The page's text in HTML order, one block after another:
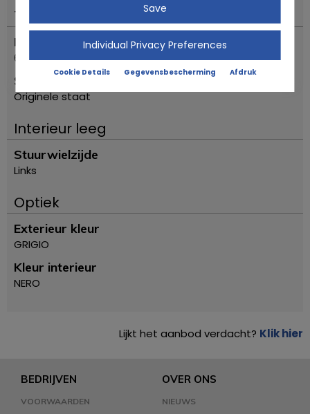
Toestand
Kilometerstand (gelezen)
64940
Staat beschrijving
Originele staat
Interieur leeg
Stuurwielzijde
Links
Optiek
Exterieur kleur
GRIGIO
Kleur interieur
NERO
Lijkt het aanbod verdacht? Klik hier
BEDRIJVEN
VOORWAARDEN
OVER ONS
NIEUWS
Save
Individual Privacy Preferences
Cookie Details Gegevensbescherming Afdruk